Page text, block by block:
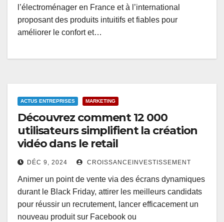
l’électroménager en France et à l’international
proposant des produits intuitifs et fiables pour
améliorer le confort et…
ACTUS ENTREPRISES MARKETING
Découvrez comment 12 000
utilisateurs simplifient la création
vidéo dans le retail
DÉC 9, 2024 CROISSANCEINVESTISSEMENT
Animer un point de vente via des écrans dynamiques
durant le Black Friday, attirer les meilleurs candidats
pour réussir un recrutement, lancer efficacement un
nouveau produit sur Facebook ou